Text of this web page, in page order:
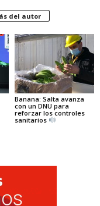
del autor
Banana: Salta avanza
con un DNU para
reforzar los controles
sanitarios